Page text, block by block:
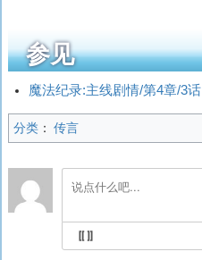
参见
魔法纪录:主线剧情/第4章/3话
分类： 传言